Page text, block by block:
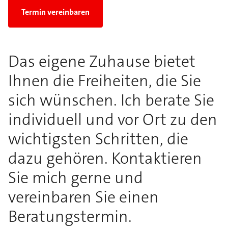
Termin vereinbaren
Das eigene Zuhause bietet
Ihnen die Freiheiten, die Sie
sich wünschen. Ich berate Sie
individuell und vor Ort zu den
wichtigsten Schritten, die
dazu gehören. Kontaktieren
Sie mich gerne und
vereinbaren Sie einen
Beratungstermin.